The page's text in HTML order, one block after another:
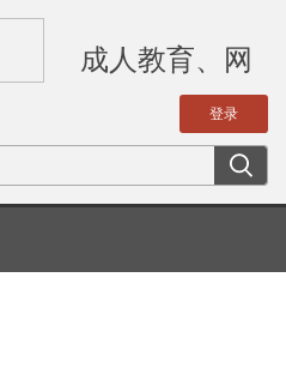
成人教育、网